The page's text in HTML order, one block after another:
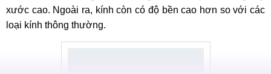
xước cao. Ngoài ra, kính còn có độ bền cao hơn so với các
loại kính thông thường.